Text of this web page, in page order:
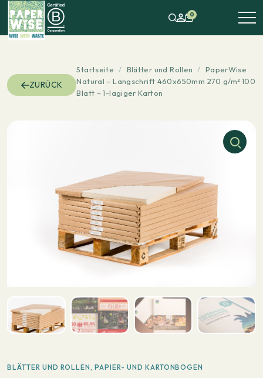
0
ZURÜCK
Startseite / Blätter und Rollen / PaperWise
Natural – Langschrift 460x650mm 270 g/m² 100
Blatt – 1-lagiger Karton
BLÄTTER UND ROLLEN ,PAPIER- UND KARTONBOGEN